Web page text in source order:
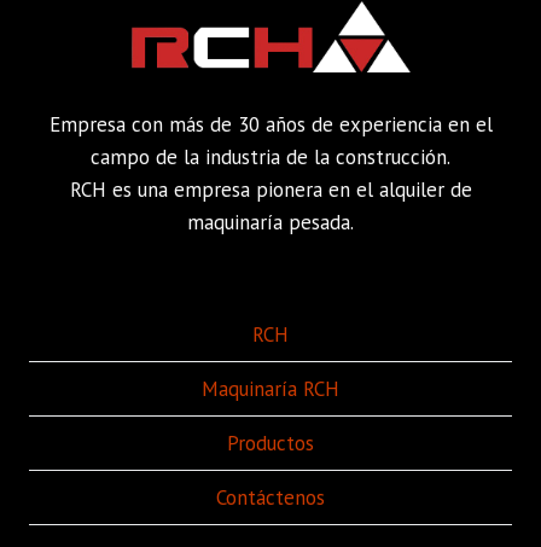
Empresa con más de 30 años de experiencia en el
campo de la industria de la construcción.
RCH es una empresa pionera en el alquiler de
maquinaría pesada.
RCH
Maquinaría RCH
Productos
Contáctenos